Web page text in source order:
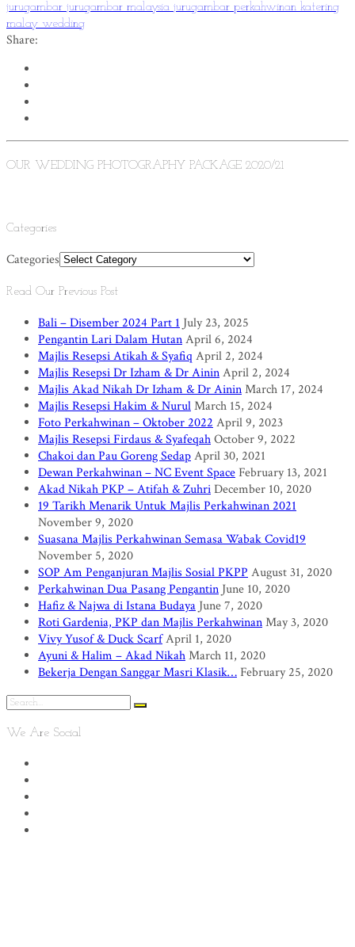
jurugambar jurugambar malaysia jurugambar perkahwinan katering
malay wedding
Share:
OUR WEDDING PHOTOGRAPHY PACKAGE 2020/21
Categories
Categories
Read Our Previous Post
Bali – Disember 2024 Part 1 July 23, 2025
Pengantin Lari Dalam HutanApril 6, 2024
Majlis Resepsi Atikah & Syafiq April 2, 2024
Majlis Resepsi Dr Izham & Dr AininApril 2, 2024
Majlis Akad Nikah Dr Izham & Dr AininMarch 17, 2024
Majlis Resepsi Hakim & NurulMarch 15, 2024
Foto Perkahwinan – Oktober 2022 April 9, 2023
Majlis Resepsi Firdaus & SyafeqahOctober 9, 2022
Chakoi dan Pau Goreng SedapApril 30, 2021
Dewan Perkahwinan – NC Event Space February 13, 2021
Akad Nikah PKP – Atifah & ZuhriDecember 10, 2020
19 Tarikh Menarik Untuk Majlis Perkahwinan 2021
November 9, 2020
Suasana Majlis Perkahwinan Semasa Wabak Covid19
November 5, 2020
SOP Am Penganjuran Majlis Sosial PKPP August 31, 2020
Perkahwinan Dua Pasang Pengantin June 10, 2020
Hafiz & Najwa di Istana Budaya June 7, 2020
Roti Gardenia, PKP dan Majlis PerkahwinanMay 3, 2020
Vivy Yusof & Duck ScarfApril 1, 2020
Ayuni & Halim – Akad NikahMarch 11, 2020
Bekerja Dengan Sanggar Masri Klasik… February 25, 2020
We Are Social